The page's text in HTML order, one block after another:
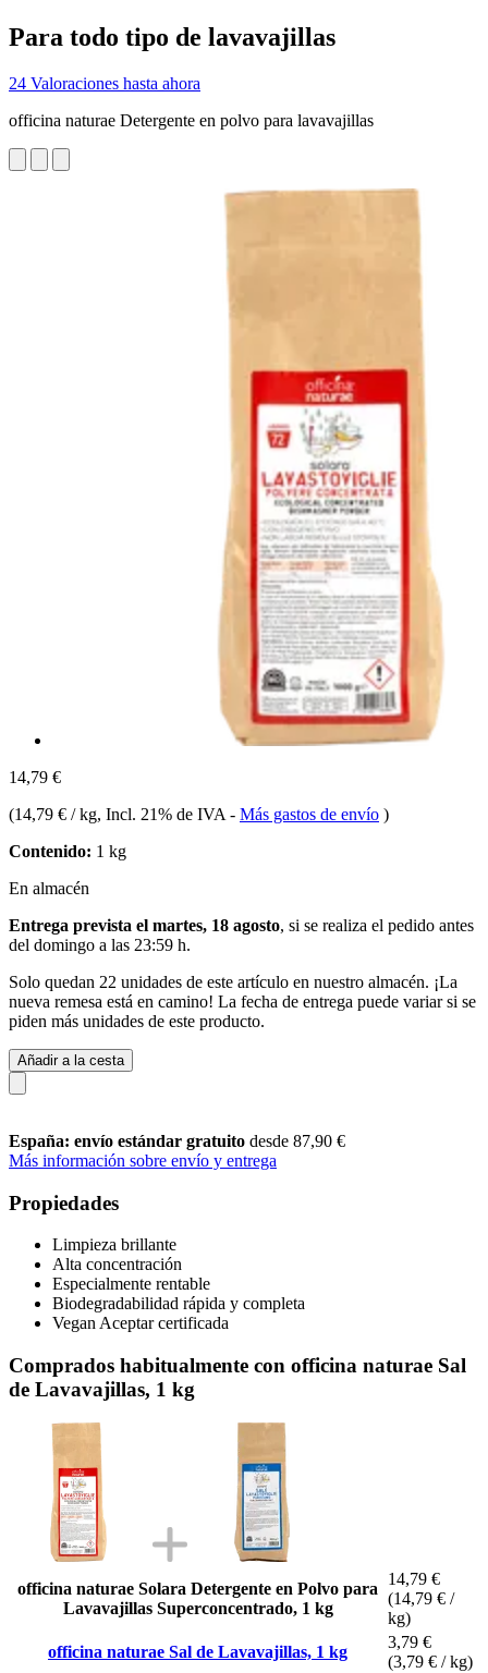
Para todo tipo de lavavajillas
24 Valoraciones hasta ahora
officina naturae Detergente en polvo para lavavajillas
14,79 €
(14,79 € / kg, Incl. 21% de IVA - Más gastos de envío )
Contenido: 1 kg
En almacén
Entrega prevista el martes, 18 agosto, si se realiza el pedido antes
del domingo a las 23:59 h.
Solo quedan 22 unidades de este artículo en nuestro almacén. ¡La
nueva remesa está en camino! La fecha de entrega puede variar si se
piden más unidades de este producto.
Añadir a la cesta
España: envío estándar gratuito desde 87,90 €
Más información sobre envío y entrega
Propiedades
Limpieza brillante
Alta concentración
Especialmente rentable
Biodegradabilidad rápida y completa
Vegan Aceptar certificada
Comprados habitualmente con officina naturae Sal
de Lavavajillas, 1 kg
officina naturae Solara Detergente en Polvo para
Lavavajillas Superconcentrado, 1 kg
14,79 €
(14,79 € /
kg)
officina naturae Sal de Lavavajillas, 1 kg
3,79 €
(3,79 € / kg)